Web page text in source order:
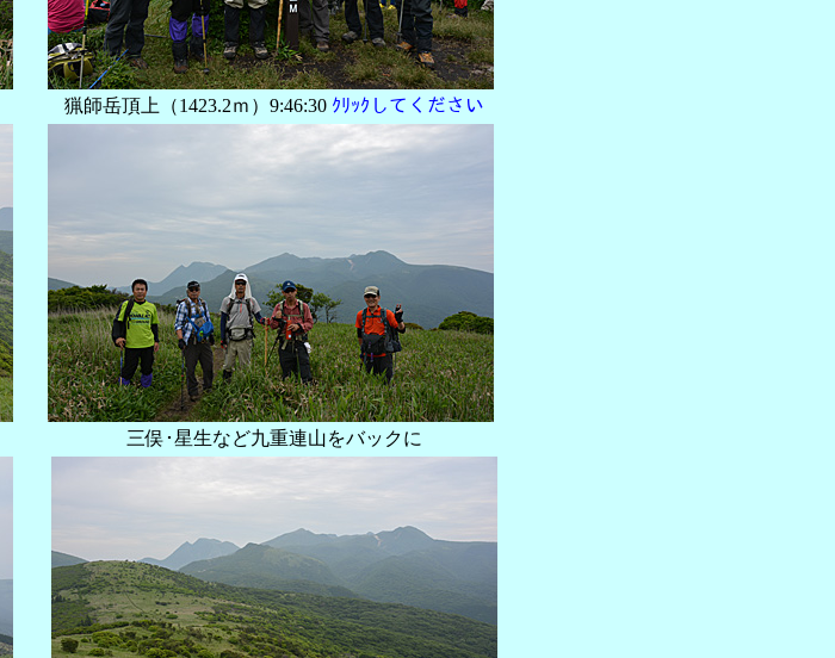
猟師岳頂上（1423.2ｍ）9:46:30 ｸﾘｯｸしてください
三俣･星生など九重連山をバックに